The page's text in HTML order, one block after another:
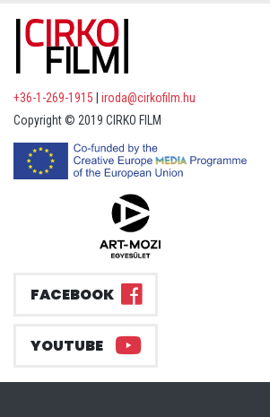
+36-1-269-1915
iroda@cirkofilm.hu
Copyright © 2019 CIRKO FILM
FACEBOOK
YOUTUBE